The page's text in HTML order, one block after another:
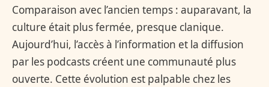
Comparaison avec l’ancien temps : auparavant, la
culture était plus fermée, presque clanique.
Aujourd’hui, l’accès à l’information et la diffusion
par les podcasts créent une communauté plus
ouverte. Cette évolution est palpable chez les